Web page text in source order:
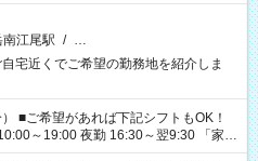
南江尾駅 / …
宅近くでご希望の勤務地を紹介しま
！
～19:00 夜勤 16:30～翌9:30 「家族
余裕を持って夕飯の準備がしたい」